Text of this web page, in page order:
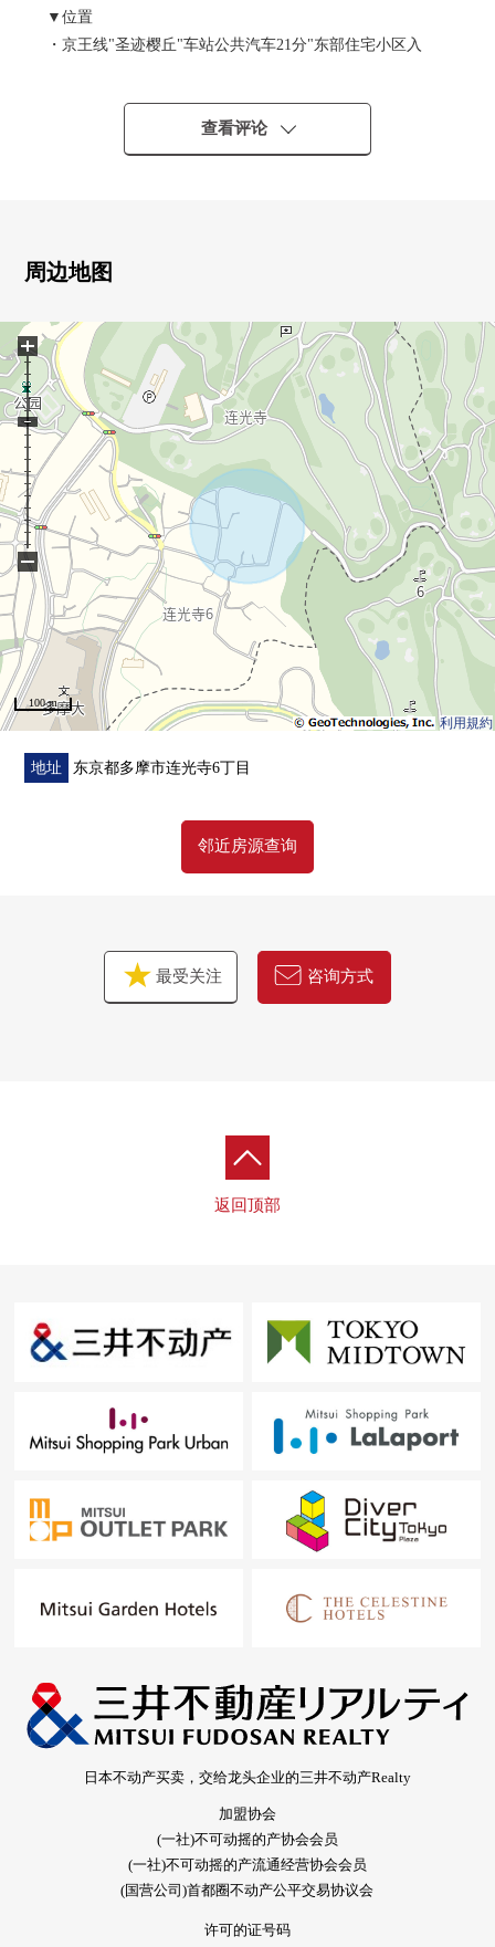
▼位置
・京王线"圣迹樱丘"车站公共汽车21分"东部住宅小区入
・小田急多摩线"春日野"车站步行26分钟
・京王相模原线"若叶台"车站步行29分钟
・能在喜欢的House厂商、建筑公司建造
・位于第一类低层住宅专用区的土地
▼周边环境
・到圣丘小学到约900m圣丘中学约990m
・到连光寺公园约530m
■在找想要的家方面给予帮助的━━━━━・・・
查看评论
周边地图
利用規約
100 m
+
−
地址 东京都多摩市连光寺6丁目
邻近房源查询
最受关注 咨询方式
返回顶部
日本不动产买卖，交给龙头企业的三井不动产Realty
加盟协会
(一社)不可动摇的产协会会员
(一社)不可动摇的产流通经营协会会员
(国营公司)首都圈不动产公平交易协议会
许可的证号码